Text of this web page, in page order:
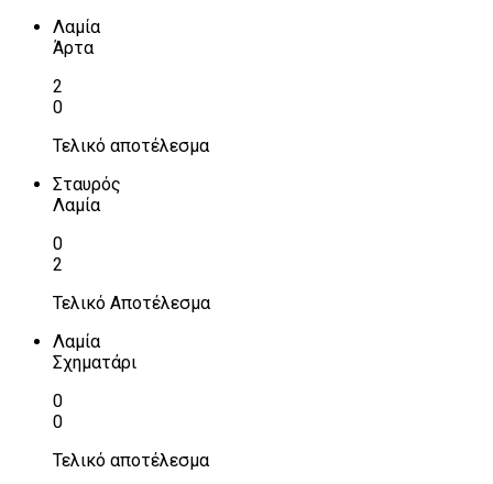
Λαμία
Άρτα
2
0
Τελικό αποτέλεσμα
Σταυρός
Λαμία
0
2
Τελικό Αποτέλεσμα
Λαμία
Σχηματάρι
0
0
Τελικό αποτέλεσμα